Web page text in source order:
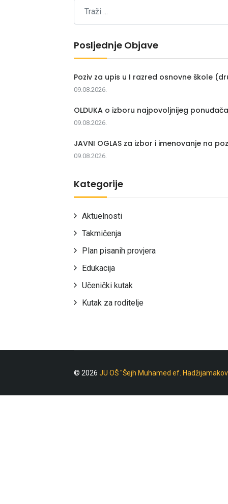
Posljednje Objave
Poziv za upis u I razred osnovne škole
09.08.2026.
OLDUKA o izboru najpovoljnijeg
09.08.2026.
JAVNI OGLAS za izbor i imenovanje na
09.08.2026.
Kategorije
Aktuelnosti
Takmičenja
Plan pisanih provjera
Edukacija
Učenički kutak
Kutak za roditelje
© 2026 JU OŠ "Šejh Muhamed ef.